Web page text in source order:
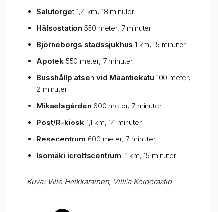
Salutorget 1,4 km, 18 minuter
Hälsostation 550 meter, 7 minuter
Björneborgs stadssjukhus 1 km, 15 minuter
Apotek 550 meter, 7 minuter
Busshållplatsen vid Maantiekatu 100 meter,
2 minuter
Mikaelsgården 600 meter, 7 minuter
Post/R-kiosk 1,1 km, 14 minuter
Resecentrum 600 meter, 7 minuter
Isomäki idrottscentrum 1 km, 15 minuter
Kuva: Ville Heikkarainen, Villilä Korporaatio